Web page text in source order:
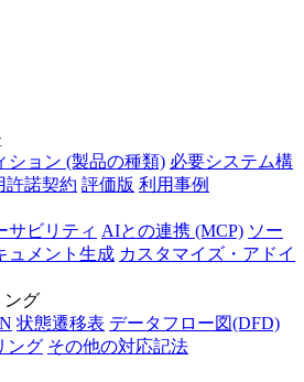
ション (製品の種類) 必要システム構
許諾契約 評価版 利用事例
サビリティ AIとの連携 (MCP) ソー
ュメント生成 カスタマイズ・アドイ
ング
状態遷移表 データフロー図(DFD)
ング その他の対応記法